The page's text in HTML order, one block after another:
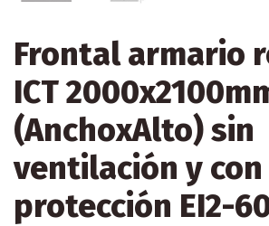
Frontal armario
ICT
(AnchoxAlto) sin
ventilación y con
protección EI2-